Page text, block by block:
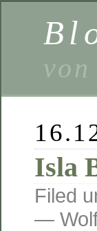
Isla
Filed
—